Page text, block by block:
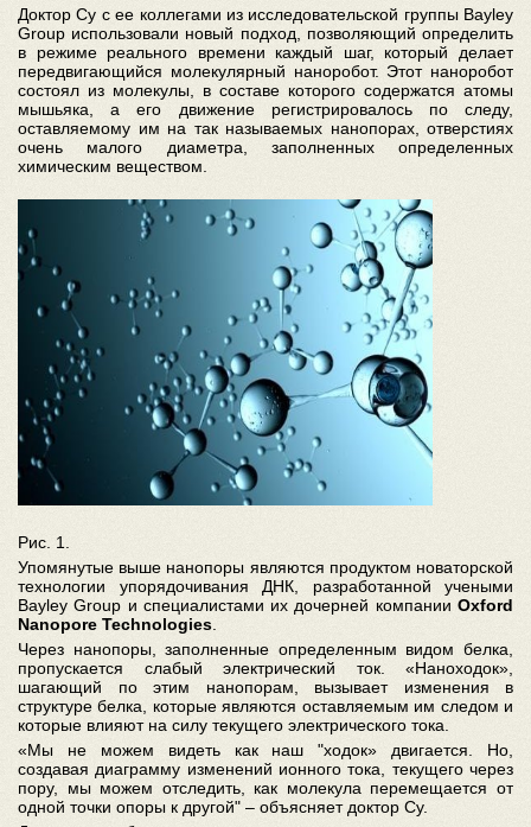
Доктор Су с ее коллегами из исследовательской группы Bayley
Group использовали новый подход, позволяющий определить
в режиме реального времени каждый шаг, который делает
передвигающийся молекулярный наноробот. Этот наноробот
состоял из молекулы, в составе которого содержатся атомы
мышьяка, а его движение регистрировалось по следу,
оставляемому им на так называемых нанопорах, отверстиях
очень малого диаметра, заполненных определенных
химическим веществом.
Рис. 1.
Упомянутые выше нанопоры являются продуктом новаторской
технологии упорядочивания ДНК, разработанной учеными
Bayley Group и специалистами их дочерней компании Oxford
Nanopore Technologies
Через нанопоры, заполненные определенным видом белка,
пропускается слабый электрический ток. «Наноходок»,
шагающий по этим нанопорам, вызывает изменения в
структуре белка, которые являются оставляемым им следом и
которые влияют на силу текущего электрического тока.
«Мы не можем видеть как наш "ходок» двигается. Но,
создавая диаграмму изменений ионного тока, текущего через
пору, мы можем отследить, как молекула перемещается от
одной точки опоры к другой" – объясняет доктор Су.